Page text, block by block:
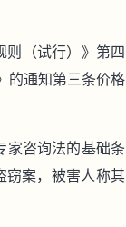
（试行）》第四
的通知第三条价格
咨询法的基础条
窃案，被害人称其